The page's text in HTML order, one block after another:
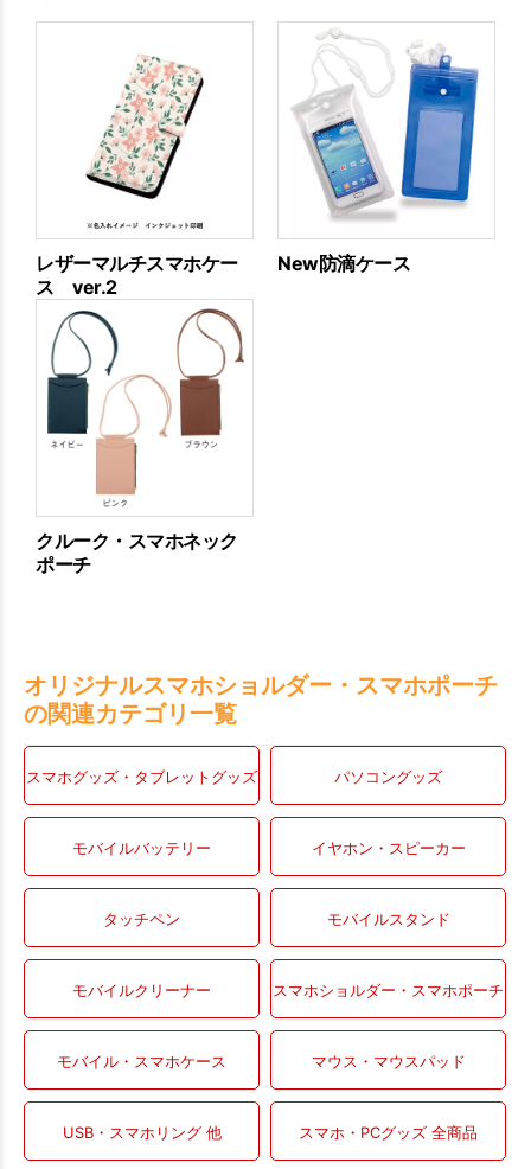
レザーマルチスマホケー
ス ver.2
New防滴ケース
クルーク・スマホネック
ポーチ
オリジナルスマホショルダー・スマホポーチ
の関連カテゴリ一覧
スマホグッズ・タブレットグッズ パソコングッズ
モバイルバッテリー イヤホン・スピーカー
タッチペン モバイルスタンド
モバイルクリーナー スマホショルダー・スマホポーチ
モバイル・スマホケース マウス・マウスパッド
USB・スマホリング 他 スマホ・PCグッズ 全商品